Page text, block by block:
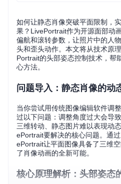
如何让静态肖像突破平面限制，
果？LivePortrait作为开源面部动
偏航和滚转参数，让照片中的人
头和歪头动作。本文将从技术原
Portrait的头部姿态控制技术，帮
心方法。
问题导入：静态肖像的动
当你尝试用传统图像编辑软件调
过以下问题：调整角度过大会导
三维转动、静态图片难以表现动
ePortrait要解决的核心问题。通
ePortrait让平面图像具备了三维
了肖像动画的全新可能。
核心原理解析：头部姿态